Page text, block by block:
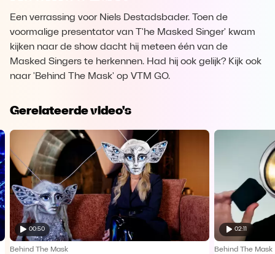
Een verrassing voor Niels Destadsbader. Toen de
voormalige presentator van T'he Masked Singer' kwam
kijken naar de show dacht hij meteen één van de
Masked Singers te herkennen. Had hij ook gelijk? Kijk ook
naar 'Behind The Mask' op VTM GO.
Gerelateerde video's
00:50
Behind The Mask
02:11
Behind The Mask